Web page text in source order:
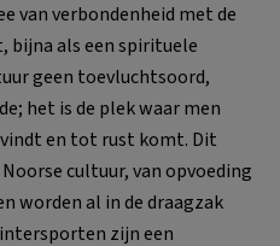
van verbondenheid met de
bijna als een spirituele
geen toevluchtsoord,
het is de plek waar men
en tot rust komt. Dit
cultuur, van opvoeding
worden al in de draagzak
zijn een